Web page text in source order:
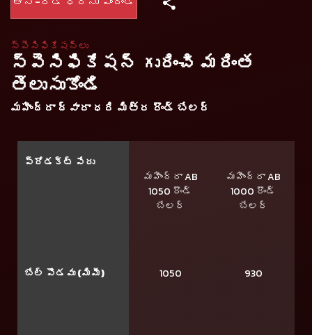
స్పెసిఫికేషన్లు
స్పెసిఫికేషన్ గురించి మరింత
తెలుసుకోండి
మహీంద్రా ద్వారా ధరి మిత్ర రౌండ్ బేలర్
ప్రోడక్ట్ పేరు
బేల్ పొడవు (మిమీ)
మహీంద్రా AB
1050 రౌండ్
బేలర్
1050
మహీంద్రా AB
1000 రౌండ్
బేలర్
930